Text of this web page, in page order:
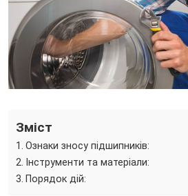
Зміст
Ознаки зносу підшипників:
Інструменти та матеріали:
Порядок дій: